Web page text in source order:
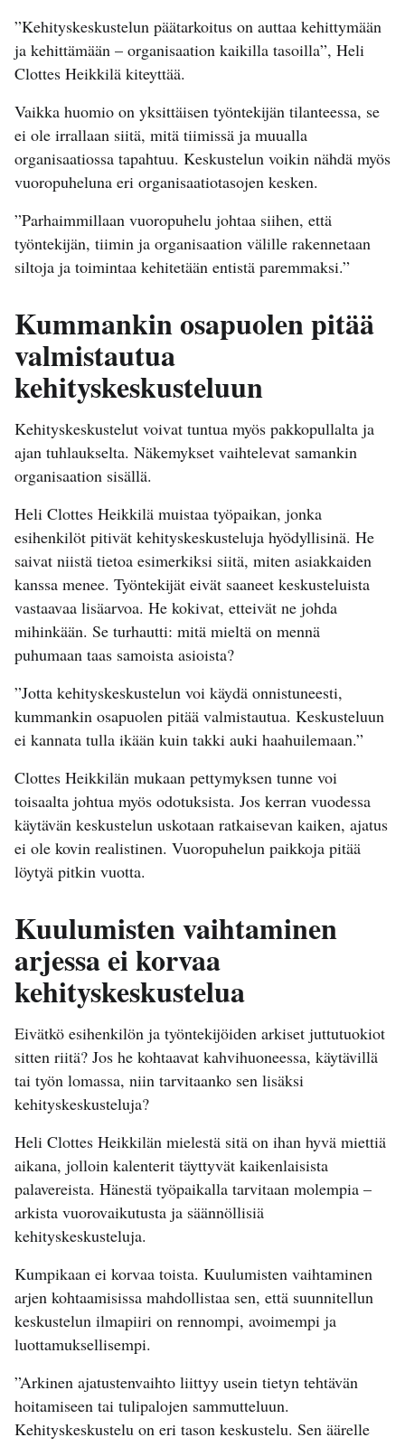
”Kehityskeskustelun päätarkoitus on auttaa kehittymään
ja kehittämään – organisaation kaikilla tasoilla”, Heli
Clottes Heikkilä kiteyttää.
Vaikka huomio on yksittäisen työntekijän tilanteessa, se
ei ole irrallaan siitä, mitä tiimissä ja muualla
organisaatiossa tapahtuu. Keskustelun voikin nähdä myös
vuoropuheluna eri organisaatiotasojen kesken.
”Parhaimmillaan vuoropuhelu johtaa siihen, että
työntekijän, tiimin ja organisaation välille rakennetaan
siltoja ja toimintaa kehitetään entistä paremmaksi.”
Kummankin osapuolen pitää
valmistautua
kehityskeskusteluun
Kehityskeskustelut voivat tuntua myös pakkopullalta ja
ajan tuhlaukselta. Näkemykset vaihtelevat samankin
organisaation sisällä.
Heli Clottes Heikkilä muistaa työpaikan, jonka
esihenkilöt pitivät kehityskeskusteluja hyödyllisinä. He
saivat niistä tietoa esimerkiksi siitä, miten asiakkaiden
kanssa menee. Työntekijät eivät saaneet keskusteluista
vastaavaa lisäarvoa. He kokivat, etteivät ne johda
mihinkään. Se turhautti: mitä mieltä on mennä
puhumaan taas samoista asioista?
”Jotta kehityskeskustelun voi käydä onnistuneesti,
kummankin osapuolen pitää valmistautua. Keskusteluun
ei kannata tulla ikään kuin takki auki haahuilemaan.”
Clottes Heikkilän mukaan pettymyksen tunne voi
toisaalta johtua myös odotuksista. Jos kerran vuodessa
käytävän keskustelun uskotaan ratkaisevan kaiken, ajatus
ei ole kovin realistinen. Vuoropuhelun paikkoja pitää
löytyä pitkin vuotta.
Kuulumisten vaihtaminen
arjessa ei korvaa
kehityskeskustelua
Eivätkö esihenkilön ja työntekijöiden arkiset juttutuokiot
sitten riitä? Jos he kohtaavat kahvihuoneessa, käytävillä
tai työn lomassa, niin tarvitaanko sen lisäksi
kehityskeskusteluja?
Heli Clottes Heikkilän mielestä sitä on ihan hyvä miettiä
aikana, jolloin kalenterit täyttyvät kaikenlaisista
palavereista. Hänestä työpaikalla tarvitaan molempia –
arkista vuorovaikutusta ja säännöllisiä
kehityskeskusteluja.
Kumpikaan ei korvaa toista. Kuulumisten vaihtaminen
arjen kohtaamisissa mahdollistaa sen, että suunnitellun
keskustelun ilmapiiri on rennompi, avoimempi ja
luottamuksellisempi.
”Arkinen ajatustenvaihto liittyy usein tietyn tehtävän
hoitamiseen tai tulipalojen sammutteluun.
Kehityskeskustelu on eri tason keskustelu. Sen äärelle